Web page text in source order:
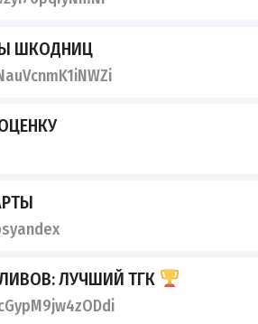
ШКОДНИЦ
ЛУЧШИЙ ТГК